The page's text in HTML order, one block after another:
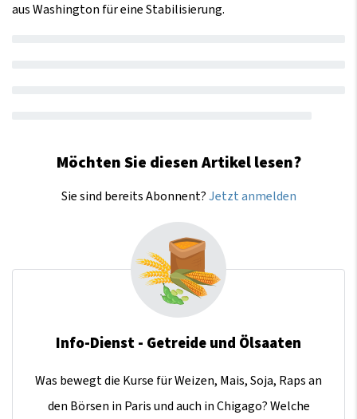
aus Washington für eine Stabilisierung.
Möchten Sie diesen Artikel lesen?
Sie sind bereits Abonnent?Jetzt anmelden
Info-Dienst - Getreide und Ölsaaten
Was bewegt die Kurse für Weizen, Mais, Soja, Raps an
den Börsen in Paris und auch in Chigago? Welche